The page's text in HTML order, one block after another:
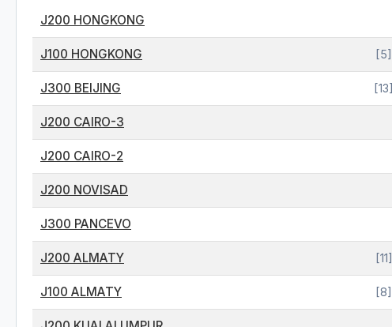
J200 HONGKONG
J100 HONGKONG [5]
J300 BEIJING [13]
J200 CAIRO-3
J200 CAIRO-2
J200 NOVISAD
J300 PANCEVO
J200 ALMATY [11]
J100 ALMATY [8]